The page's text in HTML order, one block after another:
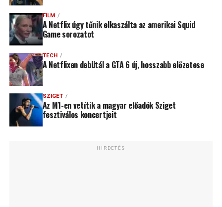
FILM
A Netflix úgy tűnik elkaszálta az amerikai Squid
Game sorozatot
TECH
A Netflixen debütál a GTA 6 új, hosszabb előzetese
SZIGET
Az M1-en vetítik a magyar előadók Sziget
fesztiválos koncertjeit
HIRDETÉS